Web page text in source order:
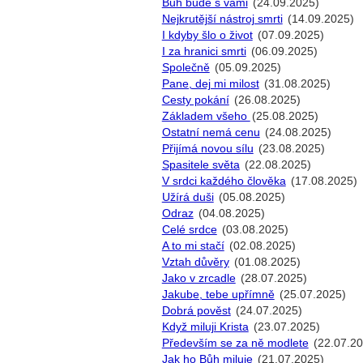
Bůh bude s vámi (24.09.2025)
Nejkrutější nástroj smrti (14.09.2025)
I kdyby šlo o život (07.09.2025)
I za hranici smrti (06.09.2025)
Společně (05.09.2025)
Pane, dej mi milost (31.08.2025)
Cesty pokání (26.08.2025)
Základem všeho (25.08.2025)
Ostatní nemá cenu (24.08.2025)
Přijímá novou sílu (23.08.2025)
Spasitele světa (22.08.2025)
V srdci každého člověka (17.08.2025)
Užírá duši (05.08.2025)
Odraz (04.08.2025)
Celé srdce (03.08.2025)
A to mi stačí (02.08.2025)
Vztah důvěry (01.08.2025)
Jako v zrcadle (28.07.2025)
Jakube, tebe upřímně (25.07.2025)
Dobrá pověst (24.07.2025)
Když miluji Krista (23.07.2025)
Především se za ně modlete
Jak ho Bůh miluje (21.07.2025)